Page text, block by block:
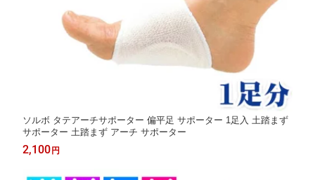
ソルボ タテアーチサポーター 偏平足 サポーター 1足入 土踏まず
サポーター 土踏まず アーチ サポーター
2,100 円